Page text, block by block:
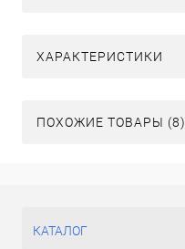
ХАРАКТЕРИСТИКИ
ПОХОЖИЕ ТОВАРЫ (8)
КАТАЛОГ